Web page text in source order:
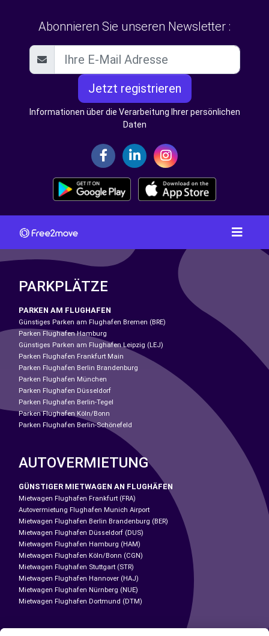
Abonnieren Sie unseren Newsletter :
Jetzt registrieren
Informationen über die Verarbeitung Ihrer persönlichen
Daten
PARKPLÄTZE
PARKEN AM FLUGHAFEN
Günstiges Parken am Flughafen Bremen (BRE)
Parken Flughafen Hamburg
Günstiges Parken am Flughafen Leipzig (LEJ)
Parken Flughafen Frankfurt Main
Parken Flughafen Berlin Brandenburg
Parken Flughafen München
Parken Flughafen Düsseldorf
Parken Flughafen Berlin-Tegel
Parken Flughafen Köln/Bonn
Parken Flughafen Berlin-Schönefeld
AUTOVERMIETUNG
GÜNSTIGER MIETWAGEN AN FLUGHÄFEN
Mietwagen Flughafen Frankfurt (FRA)
Autovermietung Flughafen Munich Airport
Mietwagen Flughafen Berlin Brandenburg (BER)
Mietwagen Flughafen Düsseldorf (DUS)
Mietwagen Flughafen Hamburg (HAM)
Mietwagen Flughafen Köln/Bonn (CGN)
Mietwagen Flughafen Stuttgart (STR)
Mietwagen Flughafen Hannover (HAJ)
Mietwagen Flughafen Nürnberg (NUE)
Mietwagen Flughafen Dortmund (DTM)